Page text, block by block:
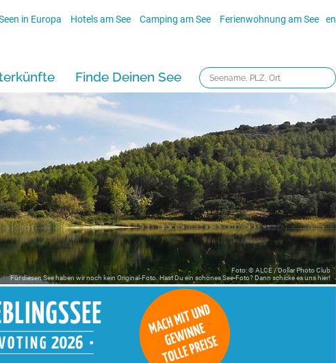
in Europa Hotels am See Camping am See Ferienwohnung am See en
Finde Deinen See
Foto: © ALCE / Dollar Photo Club
Für diesen See haben wir noch kein Original-Foto. Hast Du ein schönes See-Foto? Dann schicke es uns hier!